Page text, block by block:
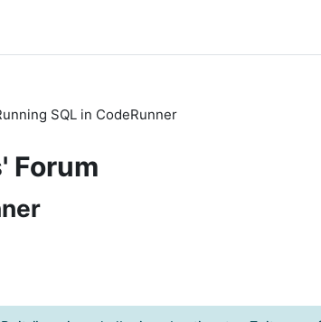
SQL in CodeRunner
Forum